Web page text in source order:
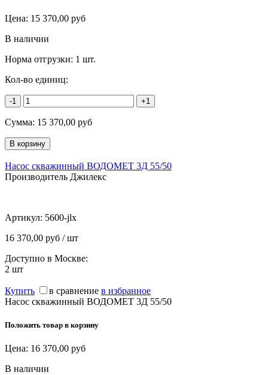
Цена: 15 370,00 руб
В наличии
Норма отгрузки: 1 шт.
Кол-во единиц:
-1 +1
Сумма: 15 370,00 руб
Насос скважинный ВОДОМЕТ 3Д 55/50
Производитель Джилекс
Артикул: 5600-jlx
16 370,00 руб / шт
Доступно в Москве:
2 шт
Купить в сравнение в избранное
Насос скважинный ВОДОМЕТ 3Д 55/50
Положить товар в корзину
Цена: 16 370,00 руб
В наличии